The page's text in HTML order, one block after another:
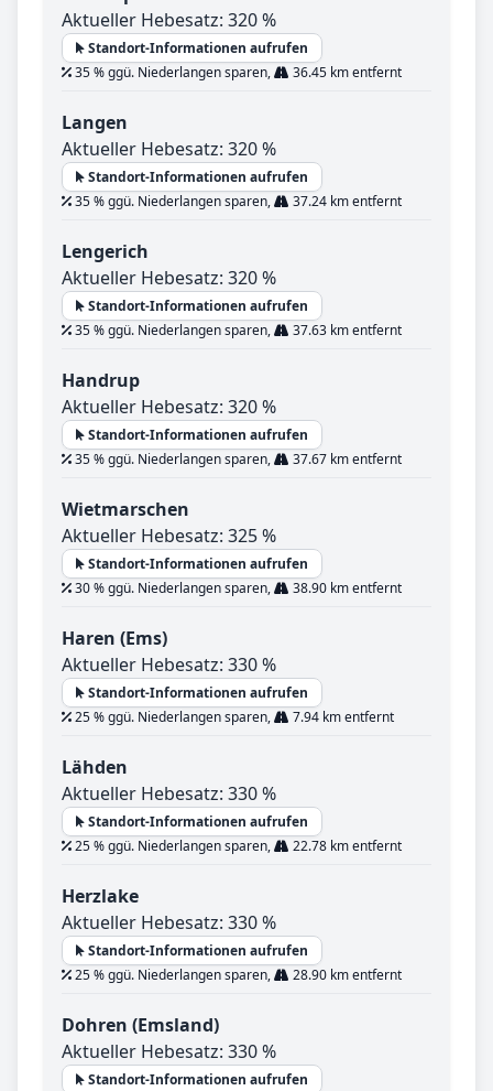
Aktueller Hebesatz: 320 %
Standort-Informationen aufrufen
35 % ggü. Niederlangen sparen,
36.45 km entfernt
Langen
Aktueller Hebesatz: 320 %
Standort-Informationen aufrufen
35 % ggü. Niederlangen sparen,
37.24 km entfernt
Lengerich
Aktueller Hebesatz: 320 %
Standort-Informationen aufrufen
35 % ggü. Niederlangen sparen,
37.63 km entfernt
Handrup
Aktueller Hebesatz: 320 %
Standort-Informationen aufrufen
35 % ggü. Niederlangen sparen,
37.67 km entfernt
Wietmarschen
Aktueller Hebesatz: 325 %
Standort-Informationen aufrufen
30 % ggü. Niederlangen sparen,
38.90 km entfernt
Haren (Ems)
Aktueller Hebesatz: 330 %
Standort-Informationen aufrufen
25 % ggü. Niederlangen sparen,
7.94 km entfernt
Lähden
Aktueller Hebesatz: 330 %
Standort-Informationen aufrufen
25 % ggü. Niederlangen sparen,
22.78 km entfernt
Herzlake
Aktueller Hebesatz: 330 %
Standort-Informationen aufrufen
25 % ggü. Niederlangen sparen,
28.90 km entfernt
Dohren (Emsland)
Aktueller Hebesatz: 330 %
Standort-Informationen aufrufen